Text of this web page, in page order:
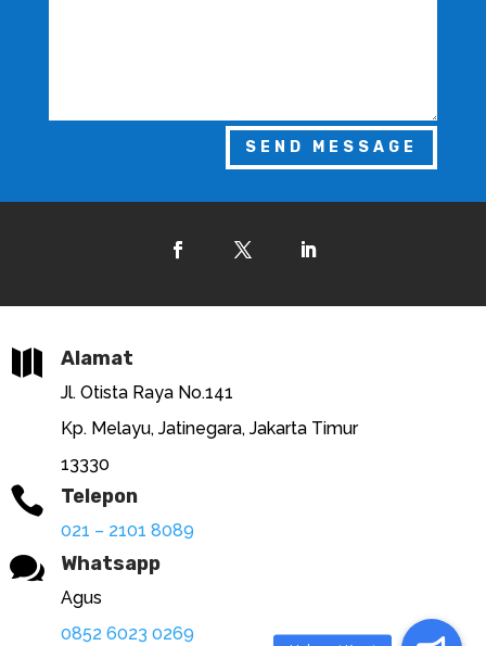
SEND MESSAGE
 Alamat
Jl. Otista Raya No.141
Kp. Melayu, Jatinegara, Jakarta Timur
13330
 Telepon
021 – 2101 8089
 Whatsapp
Agus
0852 6023 0269